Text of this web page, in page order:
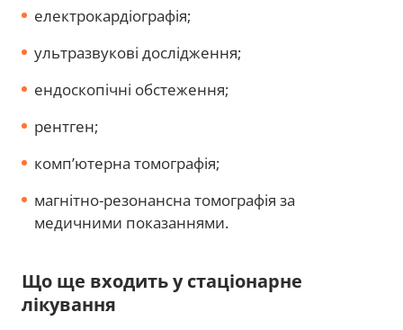
електрокардіографія;
ультразвукові дослідження;
ендоскопічні обстеження;
рентген;
комп’ютерна томографія;
магнітно-резонансна томографія за
медичними показаннями.
Що ще входить у стаціонарне
лікування